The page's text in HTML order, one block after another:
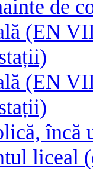
de
(EN
(EN
încă
liceal